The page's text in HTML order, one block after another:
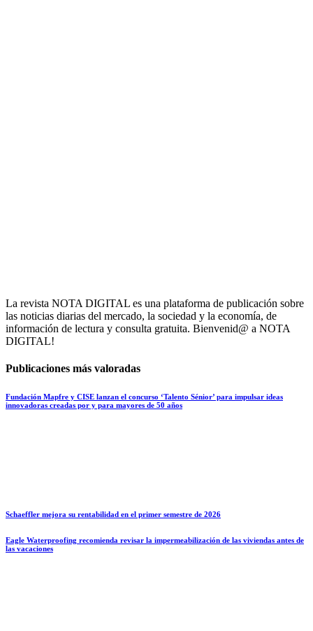
La revista NOTA DIGITAL es una plataforma de publicación sobre
las noticias diarias del mercado, la sociedad y la economía, de
información de lectura y consulta gratuita. Bienvenid@ a NOTA
DIGITAL!
Publicaciones más valoradas
Fundación Mapfre y CISE lanzan el concurso ‘Talento Sénior’ para impulsar ideas
innovadoras creadas por y para mayores de 50 años
Schaeffler mejora su rentabilidad en el primer semestre de 2026
Eagle Waterproofing recomienda revisar la impermeabilización de las viviendas antes de
las vacaciones